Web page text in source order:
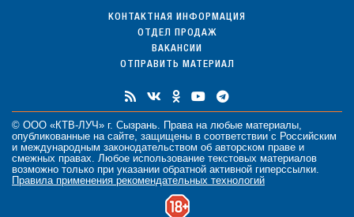
КОНТАКТНАЯ ИНФОРМАЦИЯ
ОТДЕЛ ПРОДАЖ
ВАКАНСИИ
ОТПРАВИТЬ МАТЕРИАЛ
© ООО «КТВ-ЛУЧ» г. Сызрань. Права на любые материалы
опубликованные на сайте, защищены в соответствии с Российским
и международным законодательством об авторском праве и
смежных правах. Любое использование текстовых материалов
возможно только при указании обратной активной гиперссылки.
Правила применения рекомендательных технологий